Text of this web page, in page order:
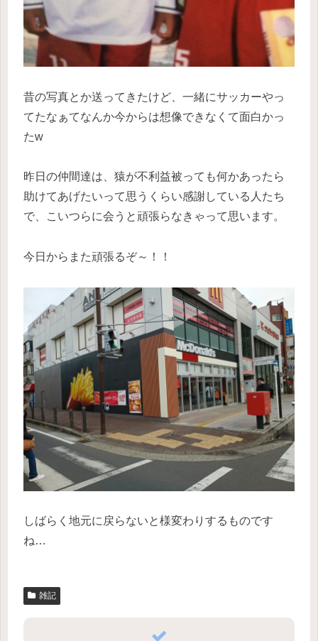
昔の写真とか送ってきたけど、一緒にサッカーやっ
てたなぁてなんか今からは想像できなくて面白かっ
たw
昨日の仲間達は、猿が不利益被っても何かあったら
助けてあげたいって思うくらい感謝している人たち
で、こいつらに会うと頑張らなきゃって思います。
今日からまた頑張るぞ～！！
しばらく地元に戻らないと様変わりするものです
ね…
雑記